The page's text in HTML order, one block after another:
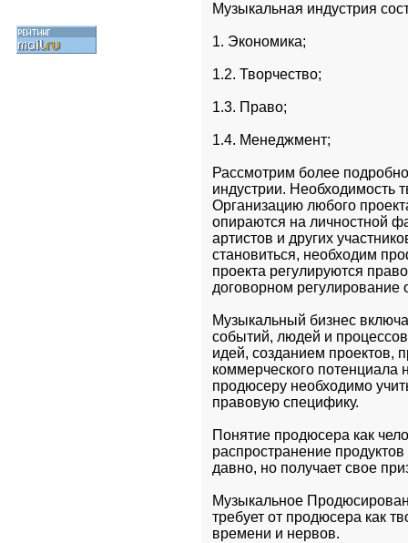
Музыкальная индустрия
1. Экономика;
1.2. Творчество;
1.3. Право;
1.4. Менеджмент;
Рассмотрим более
индустрии. Необходимость
Организацию любого
опираются на личностной
артистов и других
становиться, необходим
проекта регулируются
договорном
Музыкальный бизнес
событий, людей и
идей, созданием проектов,
коммерческого
продюсеру необходимо
правовую специфику.
Понятие продюсера как
распространение
давно, но получает свое
Музыкальное
требует от продюсера как
времени и нервов.